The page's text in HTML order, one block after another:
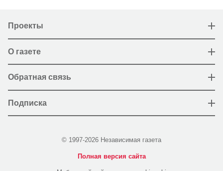
Проекты
О газете
Обратная связь
Подписка
© 1997-2026 Независимая газета
Полная версия сайта